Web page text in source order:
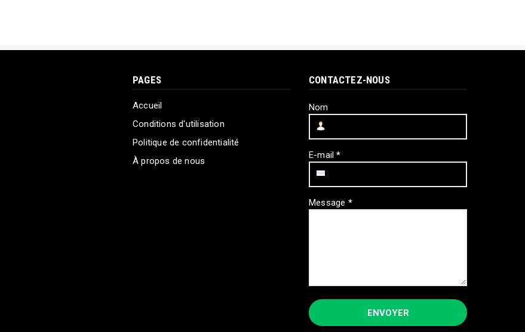
PAGES
Accueil
Conditions d'utilisation
Politique de confidentialité
À propos de nous
CONTACTEZ-NOUS
Nom
E-mail*
Message *